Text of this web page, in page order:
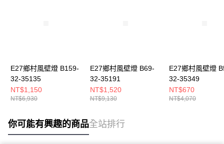
E27鄉村風壁燈 B159-
32-35135
NT$1,150
NT$6,930
E27鄉村風壁燈 B69-
32-35191
NT$1,520
NT$9,130
E27鄉村風壁燈
32-35349
NT$670
NT$4,070
你可能有興趣的商品全站排行